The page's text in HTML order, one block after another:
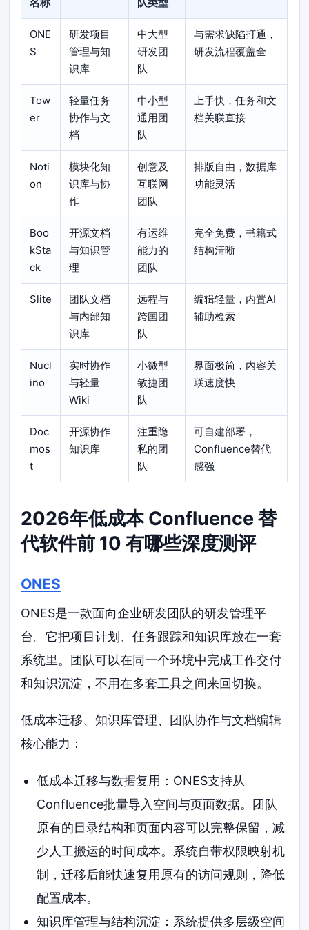
ONE
S
研发项目
管理与知
识库
中大型
研发团
队
与需求缺陷打通，
研发流程覆盖全
Tow
er
轻量任务
协作与文
档
中小型
通用团
队
上手快，任务和文
档关联直接
Noti
on
模块化知
识库与协
作
创意及
互联网
团队
排版自由，数据库
功能灵活
Boo
kSta
ck
开源文档
与知识管
理
有运维
能力的
团队
完全免费，书籍式
结构清晰
Slite
团队文档
与内部知
识库
远程与
跨国团
队
编辑轻量，内置AI
辅助检索
Nucl
ino
实时协作
与轻量
Wiki
小微型
敏捷团
队
界面极简，内容关
联速度快
Doc
mos
t
开源协作
知识库
注重隐
私的团
队
可自建部署，
Confluence替代
感强
2026年低成本 Confluence 替
代软件前 10 有哪些深度测评
ONES
ONES是一款面向企业研发团队的研发管理平
台。它把项目计划、任务跟踪和知识库放在一套
系统里。团队可以在同一个环境中完成工作交付
和知识沉淀，不用在多套工具之间来回切换。
低成本迁移、知识库管理、团队协作与文档编辑
核心能力：
低成本迁移与数据复用：ONES支持从
Confluence批量导入空间与页面数据。团队
原有的目录结构和页面内容可以完整保留，减
少人工搬运的时间成本。系统自带权限映射机
制，迁移后能快速复用原有的访问规则，降低
配置成本。
知识库管理与结构沉淀：系统提供多层级空间